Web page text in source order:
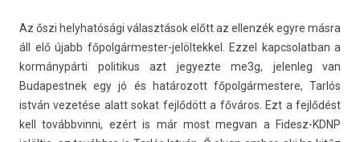
Az őszi helyhatósági választások előtt az el­lenzék egyre másra
áll elő újabb főpolgármester-jelöltekkel. Ezzel kapcsolat­ban a
kormánypárti politikus azt jegyez­te me3g, jelen­leg van
Budapestnek egy jó és határozott főpol­gármes­tere, Tarlós
istván vezetése alatt sokat fejlődött a főváros. Ezt a fejlődést
kell továbbvin­ni, ezért is már most meg­van a Fidesz-KDNP